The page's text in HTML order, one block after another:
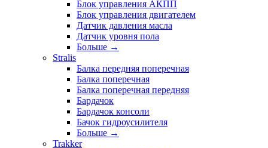
Блок управления АКПП
Блок управления двигателем
Датчик давления масла
Датчик уровня пола
Больше →
Stralis
Балка передняя поперечная
Балка поперечная
Балка поперечная передняя
Бардачок
Бардачок консоли
Бачок гидроусилителя
Больше →
Trakker